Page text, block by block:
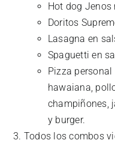
Hot dog
Doritos
Lasagna en
Spaguetti en
Pizza
hawaiana,
champiñones,
y burger.
Todos los combos